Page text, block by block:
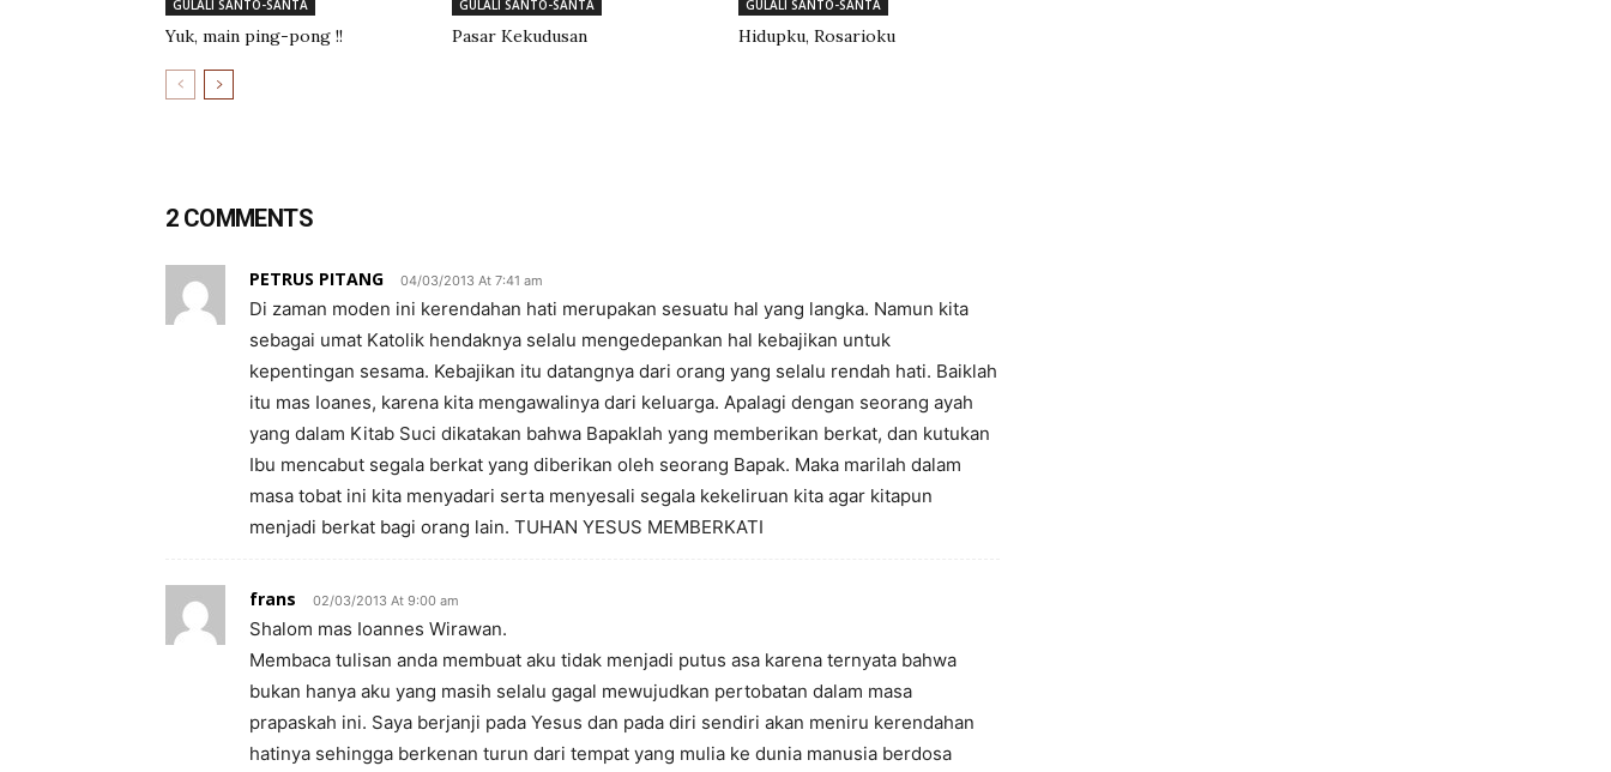
GULALI SANTO-SANTA
Yuk, main ping-pong !!
GULALI SANTO-SANTA
Pasar Kekudusan
GULALI SANTO-SANTA
Hidupku, Rosarioku
2 COMMENTS
PETRUS PITANG 04/03/2013 At 7:41 am
Di zaman moden ini kerendahan hati merupakan sesuatu hal yang langka. Namun kita
sebagai umat Katolik hendaknya selalu mengedepankan hal kebajikan untuk
kepentingan sesama. Kebajikan itu datangnya dari orang yang selalu rendah hati. Baiklah
itu mas Ioanes, karena kita mengawalinya dari keluarga. Apalagi dengan seorang ayah
yang dalam Kitab Suci dikatakan bahwa Bapaklah yang memberikan berkat, dan kutukan
Ibu mencabut segala berkat yang diberikan oleh seorang Bapak. Maka marilah dalam
masa tobat ini kita menyadari serta menyesali segala kekeliruan kita agar kitapun
menjadi berkat bagi orang lain. TUHAN YESUS MEMBERKATI
frans 02/03/2013 At 9:00 am
Shalom mas Ioannes Wirawan.
Membaca tulisan anda membuat aku tidak menjadi putus asa karena ternyata bahwa
bukan hanya aku yang masih selalu gagal mewujudkan pertobatan dalam masa
prapaskah ini. Saya berjanji pada Yesus dan pada diri sendiri akan meniru kerendahan
hatinya sehingga berkenan turun dari tempat yang mulia ke dunia manusia berdosa